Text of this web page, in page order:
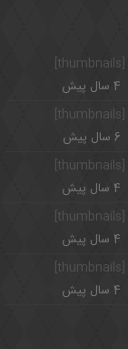
[thumbnails]
4 سال پیش
6 سال پیش
[thumbnails]
4 سال پیش
4 سال پیش
4 سال پیش